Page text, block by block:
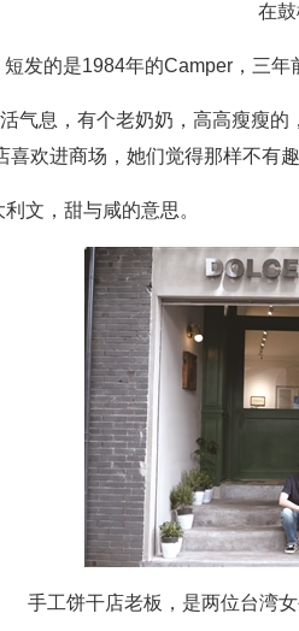
在
发的是1984年的Camper，三年
气息，有个老奶奶，高高瘦瘦
欢进商场，她们觉得那样不有趣
文，甜与咸的意思。
手工饼干店老板，是两位台湾